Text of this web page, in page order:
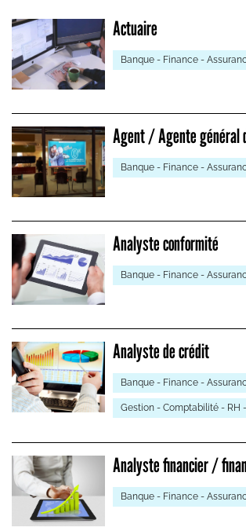
Actuaire
Banque - Finance -
Agent / Agente général
Banque - Finance -
Analyste conformité
Banque - Finance -
Analyste de crédit
Banque - Finance -
Gestion - Comptabilité - RH
Analyste financier /
Banque - Finance -